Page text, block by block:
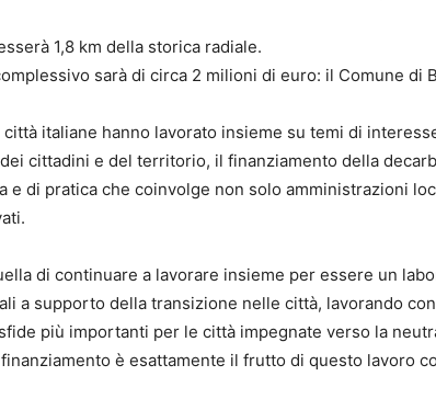
1,8 km della storica radiale.
sarà di circa 2 milioni di euro: il Comune di
città italiane hanno lavorato insieme su temi di
cittadini e del territorio, il finanziamento della
e di pratica che coinvolge non solo amministrazioni
di continuare a lavorare insieme per essere un
a supporto della transizione nelle città, lavorando
più importanti per le città impegnate verso la
è esattamente il frutto di questo lavoro